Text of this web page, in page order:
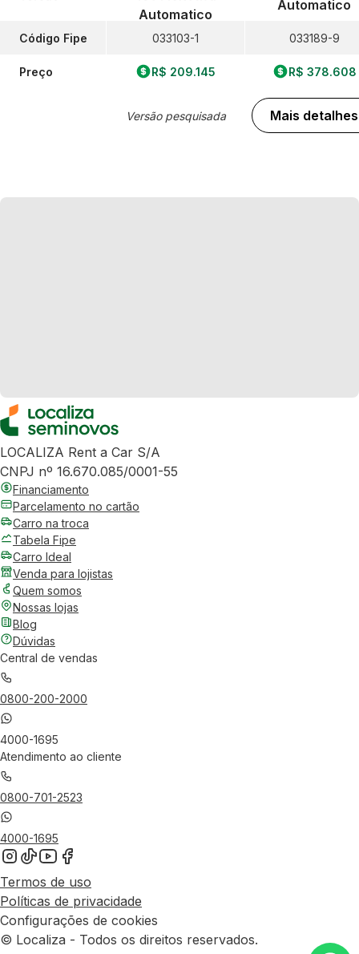
Código Fipe
Preço
Automatico
033103-1
R$ 209.145
Versão pesquisada
Automatico
033189-9
R$ 378.608
Mais detalhes
LOCALIZA Rent a Car S/A
CNPJ nº 16.670.085/0001-55
Financiamento
Parcelamento no cartão
Carro na troca
Tabela Fipe
Carro Ideal
Venda para lojistas
Quem somos
Nossas lojas
Blog
Dúvidas
Central de vendas
0800-200-2000
4000-1695
Atendimento ao cliente
0800-701-2523
4000-1695
Termos de uso
Políticas de privacidade
Configurações de cookies
© Localiza - Todos os direitos reservados.